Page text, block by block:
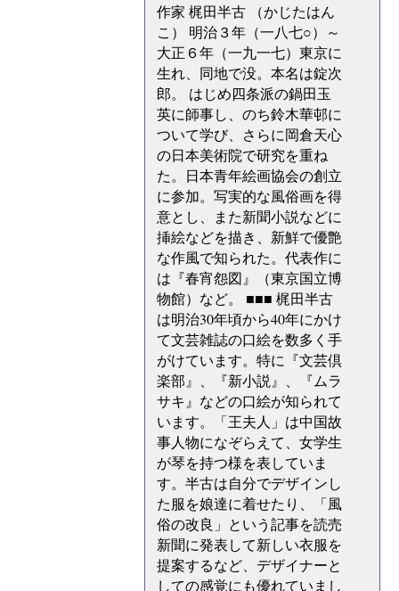
作家 梶田半古 （かじたはん
こ） 明治３年（一八七○）～
大正６年（一九一七）東京に
生れ、同地で没。本名は錠次
郎。 はじめ四条派の鍋田玉
英に師事し、のち鈴木華邨に
ついて学び、さらに岡倉天心
の日本美術院で研究を重ね
た。日本青年絵画協会の創立
に参加。写実的な風俗画を得
意とし、また新聞小説などに
挿絵などを描き、新鮮で優艶
な作風で知られた。代表作に
は『春宵怨図』（東京国立博
物館）など。 ■■■ 梶田半古
は明治30年頃から40年にかけ
て文芸雑誌の口絵を数多く手
がけています。特に『文芸倶
楽部』、『新小説』、『ムラ
サキ』などの口絵が知られて
います。「王夫人」は中国故
事人物になぞらえて、女学生
が琴を持つ様を表していま
す。半古は自分でデザインし
た服を娘達に着せたり、「風
俗の改良」という記事を読売
新聞に発表して新しい衣服を
提案するなど、デザイナーと
しての感覚にも優れていまし